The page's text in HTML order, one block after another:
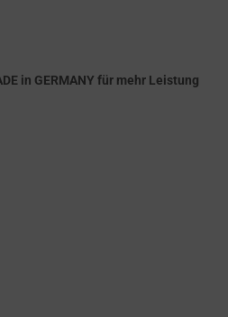
in GERMANY für mehr Leistung